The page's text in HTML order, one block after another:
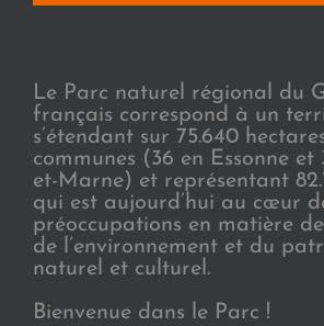
Le Parc naturel régional du
français correspond à un
s’étendant sur 75.640
communes (36 en Essonne et
et-Marne) et représentant
qui est aujourd’hui au cœur
préoccupations en matière
de l’environnement et du
naturel et culturel.
Bienvenue dans le Parc !